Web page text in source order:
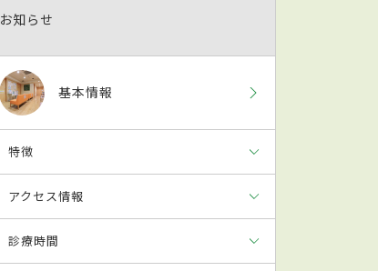
お知らせ
基本情報
特徴
アクセス情報
診療時間